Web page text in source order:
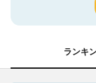
ランキ